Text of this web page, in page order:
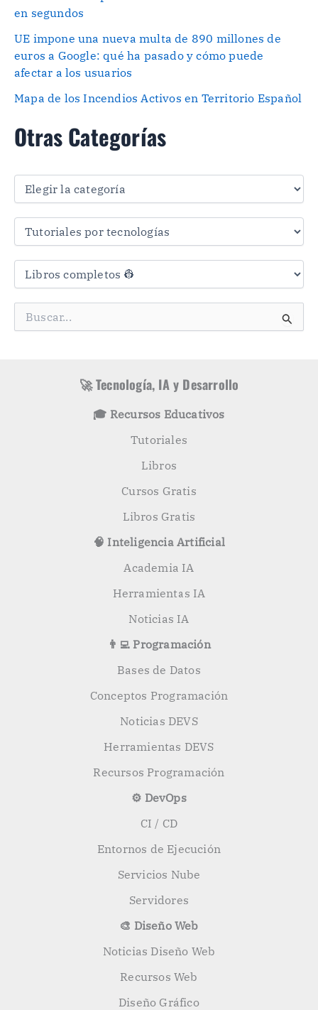
en segundos
UE impone una nueva multa de 890 millones de
euros a Google: qué ha pasado y cómo puede
afectar a los usuarios
Mapa de los Incendios Activos en Territorio Español
Otras Categorías
O
a
a
🚀 Tecnología, IA y Desarrollo
🎓 Recursos Educativos
Tutoriales
Libros
Cursos Gratis
Libros Gratis
🧠 Inteligencia Artificial
Academia IA
Herramientas IA
Noticias IA
👨‍💻 Programación
Bases de Datos
Conceptos Programación
Noticias DEVS
Herramientas DEVS
Recursos Programación
⚙️ DevOps
CI / CD
Entornos de Ejecución
Servicios Nube
Servidores
🎨 Diseño Web
Noticias Diseño Web
Recursos Web
Diseño Gráfico